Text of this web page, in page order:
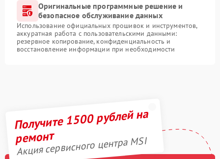
Оригинальные программные решение и
безопасное обслуживание данных
Использование официальных прошивок и инструментов,
аккуратная работа с пользовательскими данными:
резервное копирование, конфиденциальность и
восстановление информации при необходимости
Получите 1500 рублей на
ремонт
Акция сервисного центра MSI